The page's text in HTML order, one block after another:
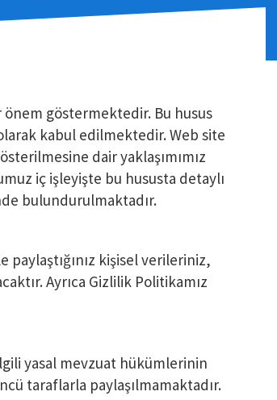
göstermektedir. Bu husus
kabul edilmektedir. Web site
dair yaklaşımımız
iç işleyişte bu hususta detaylı
bulundurulmaktadır.
kişisel verileriniz,
Ayrıca Gizlilik Politikamız
yasal mevzuat hükümlerinin
taraflarla paylaşılmamaktadır.